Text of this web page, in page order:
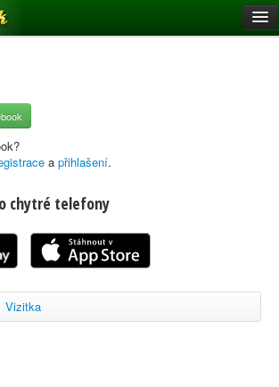
a přihlašení.
chytré telefony
Vizitka